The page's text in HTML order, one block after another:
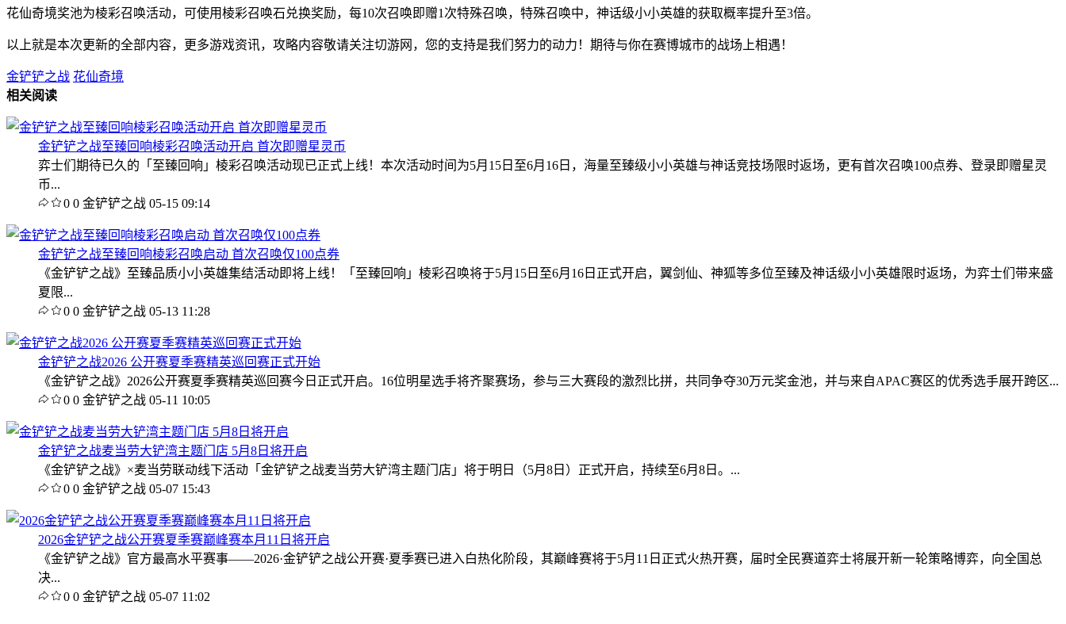
花仙奇境奖池为棱彩召唤活动，可使用棱彩召唤石兑换奖励，每10次召唤即赠1次特殊召唤，特殊召唤中，神话级小小英雄的获取概率提升至3倍。
以上就是本次更新的全部内容，更多游戏资讯，攻略内容敬请关注切游网，您的支持是我们努力的动力！期待与你在赛博城市的战场上相遇！
金铲铲之战 花仙奇境
相关阅读
金铲铲之战至臻回响棱彩召唤活动开启 首次即赠星灵币
弈士们期待已久的「至臻回响」棱彩召唤活动现已正式上线！本次活动时间为5月15日至6月16日，海量至臻级小小英雄与神话竞技场限时返场，更有首次召唤100点券、登录即赠星灵
币...
0 0 金铲铲之战 05-15 09:14
金铲铲之战至臻回响棱彩召唤启动 首次召唤仅100点券
《金铲铲之战》至臻品质小小英雄集结活动即将上线！「至臻回响」棱彩召唤将于5月15日至6月16日正式开启，翼剑仙、神狐等多位至臻及神话级小小英雄限时返场，为弈士们带来盛
夏限...
0 0 金铲铲之战 05-13 11:28
金铲铲之战2026 公开赛夏季赛精英巡回赛正式开始
《金铲铲之战》2026公开赛夏季赛精英巡回赛今日正式开启。16位明星选手将齐聚赛场，参与三大赛段的激烈比拼，共同争夺30万元奖金池，并与来自APAC赛区的优秀选手展开跨区...
0 0 金铲铲之战 05-11 10:05
金铲铲之战麦当劳大铲湾主题门店 5月8日将开启
《金铲铲之战》×麦当劳联动线下活动「金铲铲之战麦当劳大铲湾主题门店」将于明日（5月8日）正式开启，持续至6月8日。...
0 0 金铲铲之战 05-07 15:43
2026金铲铲之战公开赛夏季赛巅峰赛本月11日将开启
《金铲铲之战》官方最高水平赛事——2026·金铲铲之战公开赛·夏季赛已进入白热化阶段，其巅峰赛将于5月11日正式火热开赛，届时全民赛道弈士将展开新一轮策略博弈，向全国总
决...
0 0 金铲铲之战 05-07 11:02